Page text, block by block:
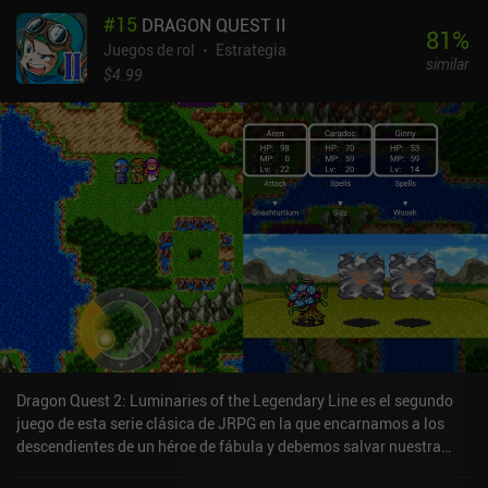
los controles táctiles dan la sensación de haber colocado un
mando físico en la pantalla, a pesar de que apenas usamos la
mitad de los botones. Pero una vez que suena esa música icónica,
mando externo supone una gran diferencia. Los entornos planos
prerrenderizados siguen teniendo cierto encanto, pero el
movimiento puede resultar confuso, sobre todo en el mundo
exterior. Por suerte, hay un botón que señala las entradas/salidas
y los puntos clave. El juego también incluye funciones útiles para
mejorar la calidad de vida, como el guardado automático, la
desactivación de los encuentros aleatorios, la aceleración de las
animaciones de batalla e incluso la posibilidad de cambiar las
estadísticas máximas con un solo toque para las partidas
casuales centradas en la historia. Ten en cuenta que hay un error
que hace que a veces los vehículos se bloqueen al subir o bajar de
ellos, así que es recomendable guardar varias veces. Además, el
guardado automático no se activa al huir de las batallas del mapa
del mundo. Final Fantasy VII cuesta 15,99 $. Aunque este port no
está exento de pequeños defectos, sigue ofreciendo toda la
experiencia JRPG clásica del original. Así que, para los fans de la
#15 DRAGON QUEST II
Juegos de rol
Estrategia
$4.99
81%
similar
Dragon Quest 2: Luminaries of the Legendary Line es el segundo
juego de esta serie clásica de JRPG en la que encarnamos a los
descendientes de un héroe de fábula y debemos salvar nuestra